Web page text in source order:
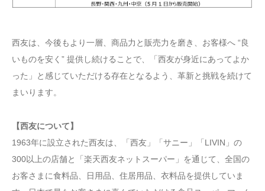
西友は、今後もより一層、商品力と販売力を磨き、お客様へ “良
いものを安く” 提供し続けることで、「西友が身近にあってよか
った」と感じていただける存在となるよう、革新と挑戦を続けて
まいります。
【西友について】
1963年に設立された西友は、「西友」「サニー」「LIVIN」の
300以上の店舗と「楽天西友ネットスーパー」を通じて、全国の
お客さまに食料品、日用品、住居用品、衣料品を提供していま